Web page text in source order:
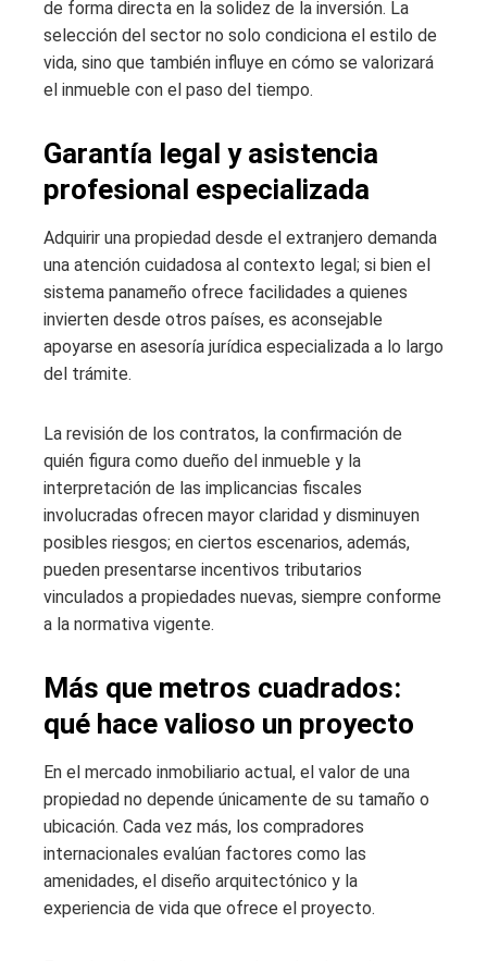
de forma directa en la solidez de la inversión. La
selección del sector no solo condiciona el estilo de
vida, sino que también influye en cómo se valorizará
el inmueble con el paso del tiempo.
Garantía legal y asistencia
profesional especializada
Adquirir una propiedad desde el extranjero demanda
una atención cuidadosa al contexto legal; si bien el
sistema panameño ofrece facilidades a quienes
invierten desde otros países, es aconsejable
apoyarse en asesoría jurídica especializada a lo largo
del trámite.
La revisión de los contratos, la confirmación de
quién figura como dueño del inmueble y la
interpretación de las implicancias fiscales
involucradas ofrecen mayor claridad y disminuyen
posibles riesgos; en ciertos escenarios, además,
pueden presentarse incentivos tributarios
vinculados a propiedades nuevas, siempre conforme
a la normativa vigente.
Más que metros cuadrados:
qué hace valioso un proyecto
En el mercado inmobiliario actual, el valor de una
propiedad no depende únicamente de su tamaño o
ubicación. Cada vez más, los compradores
internacionales evalúan factores como las
amenidades, el diseño arquitectónico y la
experiencia de vida que ofrece el proyecto.